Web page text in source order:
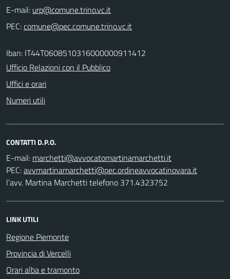
E-mail:
PEC:
Iban: IT44T0608510316000000911412
Ufficio Relazioni con il Pubblico
Uffici e orari
Numeri utili
CONTATTI D.P.O.
E-mail:
PEC:
l’avv. Martina Marchetti telefono 371.4323752
LINK UTILI
Regione Piemonte
Provincia di Vercelli
Orari alba e tramonto